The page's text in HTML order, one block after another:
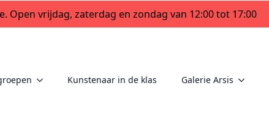
Open vrijdag, zaterdag en zondag van 12:00 tot 17:00
Kunstenaar in de klas Galerie Arsis